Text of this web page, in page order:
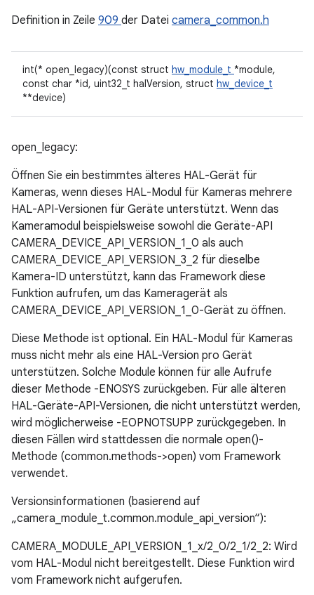
Definition in Zeile 909 der Datei camera_common.h
int(* open_legacy)(const struct hw_module_t *module,
const char *id, uint32_t halVersion, struct hw_device_t
**device)
open_legacy:
Öffnen Sie ein bestimmtes älteres HAL-Gerät für
Kameras, wenn dieses HAL-Modul für Kameras mehrere
HAL-API-Versionen für Geräte unterstützt. Wenn das
Kameramodul beispielsweise sowohl die Geräte-API
CAMERA_DEVICE_API_VERSION_1_0 als auch
CAMERA_DEVICE_API_VERSION_3_2 für dieselbe
Kamera-ID unterstützt, kann das Framework diese
Funktion aufrufen, um das Kameragerät als
CAMERA_DEVICE_API_VERSION_1_0-Gerät zu öffnen.
Diese Methode ist optional. Ein HAL-Modul für Kameras
muss nicht mehr als eine HAL-Version pro Gerät
unterstützen. Solche Module können für alle Aufrufe
dieser Methode -ENOSYS zurückgeben. Für alle älteren
HAL-Geräte-API-Versionen, die nicht unterstützt werden,
wird möglicherweise -EOPNOTSUPP zurückgegeben. In
diesen Fällen wird stattdessen die normale open()-
Methode (common.methods->open) vom Framework
verwendet.
Versionsinformationen (basierend auf
„camera_module_t.common.module_api_version“):
CAMERA_MODULE_API_VERSION_1_x/2_0/2_1/2_2: Wird
vom HAL-Modul nicht bereitgestellt. Diese Funktion wird
vom Framework nicht aufgerufen.